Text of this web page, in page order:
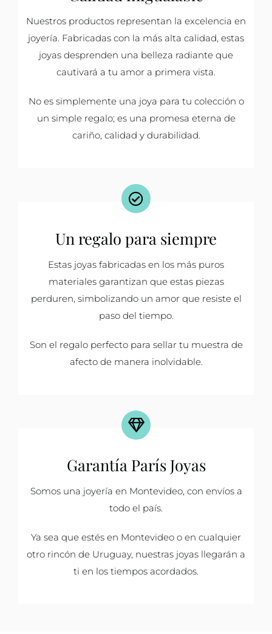
Nuestros productos representan la excelencia en
joyería. Fabricadas con la más alta calidad, estas
joyas desprenden una belleza radiante que
cautivará a tu amor a primera vista.
No es simplemente una joya para tu colección o
un simple regalo; es una promesa eterna de
cariño, calidad y durabilidad.
Un regalo para siempre
Estas joyas fabricadas en los más puros
materiales garantizan que estas piezas
perduren, simbolizando un amor que resiste el
paso del tiempo.
Son el regalo perfecto para sellar tu muestra de
afecto de manera inolvidable.
Garantía París Joyas
Somos una joyería en Montevideo, con envíos a
todo el país.
Ya sea que estés en Montevideo o en cualquier
otro rincón de Uruguay, nuestras joyas llegarán a
ti en los tiempos acordados.